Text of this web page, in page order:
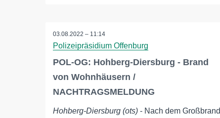
03.08.2022 – 11:14
Polizeipräsidium Offenburg
POL-OG: Hohberg-Diersburg - Brand
von Wohnhäusern /
NACHTRAGSMELDUNG
Hohberg-Diersburg (ots) - Nach dem Großbrand